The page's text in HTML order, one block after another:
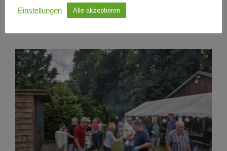
bereitet hat und Lust auf eine
Wiederholung macht.
Einstellungen Alle akzeptieren